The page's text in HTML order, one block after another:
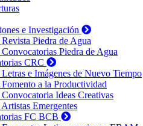
e Investigación
Revista Piedra de Agua
Convocatorias Piedra de Agua
CRC
Letras e Imágenes de Nuevo Tiempo
Fomento a la Productividad
Convocatoria Ideas Creativas
Artistas Emergentes
FC BCB